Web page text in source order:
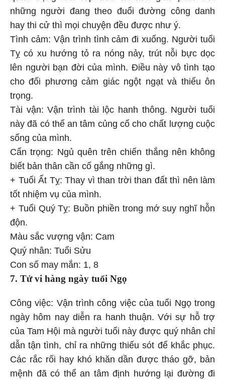
những người đang theo đuổi đường công danh
hay thi cử thì mọi chuyện đều được như ý.
Tình cảm: Vận trình tình cảm đi xuống. Người tuổi
Tỵ có xu hướng tỏ ra nóng nảy, trút nỗi bực dọc
lên người bạn đời của mình. Điều này vô tình tạo
cho đối phương cảm giác ngột ngạt và thiếu ôn
trọng.
Tài vận: Vận trình tài lộc hanh thông. Người tuổi
này đã có thể an tâm củng cố cho chất lượng cuộc
sống của mình.
Cẩn trọng: Ngủ quên trên chiến thắng nên không
biết bản thân cần cố gắng những gì.
+ Tuổi Ất Tỵ: Thay vì than trời than đất thì nên làm
tốt nhiệm vụ của mình.
+ Tuổi Quý Tỵ: Buồn phiền trong mớ suy nghĩ hỗn
độn.
Màu sắc vượng vận: Cam
Quý nhân: Tuổi Sửu
Con số may mắn: 1, 8
7. Tử vi hàng ngày tuổi Ngọ
Công việc: Vận trình công việc của tuổi Ngọ trong
ngày hôm nay diễn ra hanh thuận. Với sự hỗ trợ
của Tam Hội mà người tuổi này được quý nhân chỉ
dẫn tận tình, chỉ ra những thiếu sót để khắc phục.
Các rắc rối hay khó khăn dần được tháo gỡ, bản
mệnh đã có thể an tâm định hướng lại đường đi